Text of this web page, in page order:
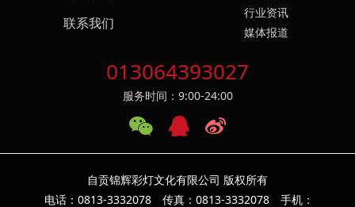
行业资讯
媒体报道
联系我们
013064393027
服务时间：9:00-24:00
自贡锦辉彩灯文化有限公司 版权所有
电话：0813-3332078 传真：0813-3332078 手机：